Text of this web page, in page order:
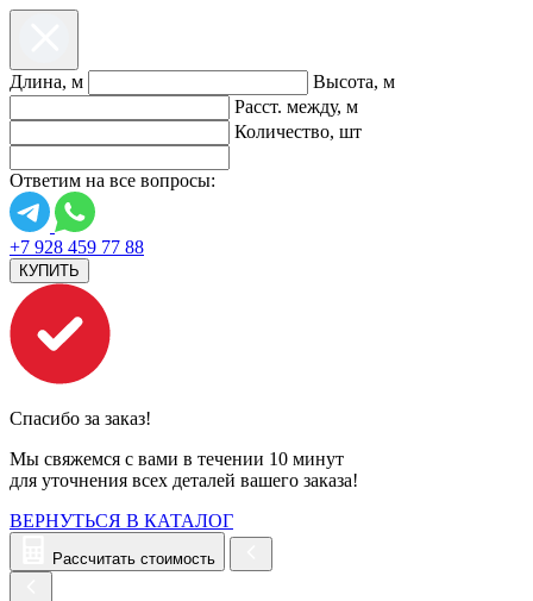
Длина, м
Высота, м
Расст. между, м
Количество, шт
Ответим на все вопросы:
+7 928 459 77 88
КУПИТЬ
Спасибо за заказ!
Мы свяжемся с вами в течении 10 минут
для уточнения всех деталей вашего заказа!
ВЕРНУТЬСЯ В КАТАЛОГ
Рассчитать стоимость